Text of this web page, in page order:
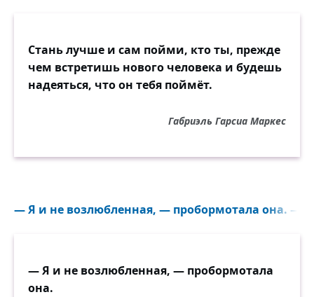
Стань лучше и сам пойми, кто ты, прежде
чем встретишь нового человека и будешь
надеяться, что он тебя поймёт.
Габриэль Гарсиа Маркес
— Я и не возлюбленная, — пробормотала она. —
— Я и не возлюбленная, — пробормотала
она.